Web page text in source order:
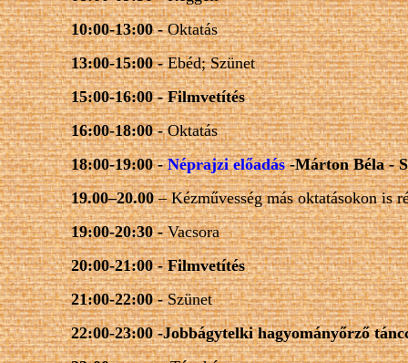
10:00-13:00 -Oktatás
13:00-15:00 -Ebéd; Szünet
15:00-16:00 -Filmvetítés
16:00-18:00 -Oktatás
18:00-19:00 -Néprajzi előadás-Márton Béla -
19.00–20.00– Kézművesség más oktatásokon is
19:00-20:30 -Vacsora
20:00-21:00 -Filmvetítés
21:00-22:00 -Szünet
22:00-23:00-Jobbágytelkihagyományőrző